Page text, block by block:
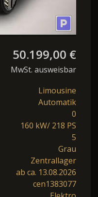
50.199,00 €
MwSt. ausweisbar
Limousine
Automatik
0
160 kW/ 218 PS
5
Grau
Zentrallager
ab ca. 13.08.2026
cen1383077